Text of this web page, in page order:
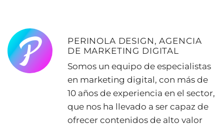
PERINOLA DESIGN, AGENCIA
DE MARKETING DIGITAL
Somos un equipo de especialistas
en marketing digital, con más de
10 años de experiencia en el sector,
que nos ha llevado a ser capaz de
ofrecer contenidos de alto valor